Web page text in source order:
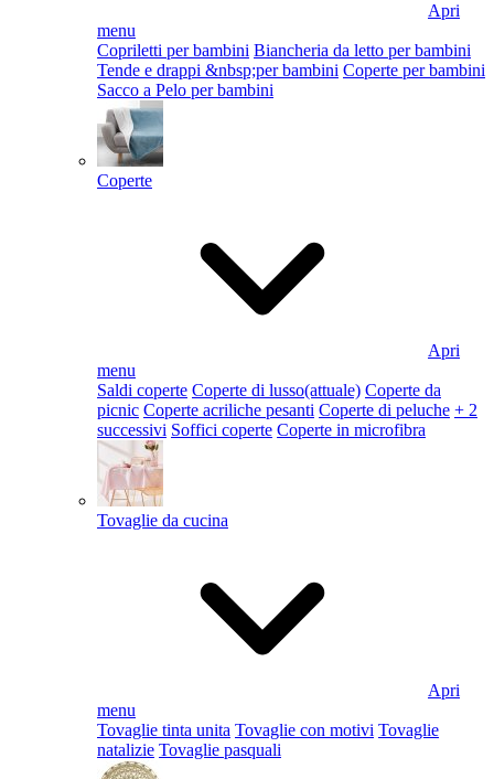
Apri
menu
Copriletti per bambini Biancheria da letto per bambini
Tende e drappi &nbsp;per bambini Coperte per bambini
Sacco a Pelo per bambini
Coperte
Apri
menu
Saldi coperte Coperte di lusso(attuale) Coperte da
picnic Coperte acriliche pesanti Coperte di peluche + 2
successivi Soffici coperte Coperte in microfibra
Tovaglie da cucina
Apri
menu
Tovaglie tinta unita Tovaglie con motivi Tovaglie
natalizie Tovaglie pasquali